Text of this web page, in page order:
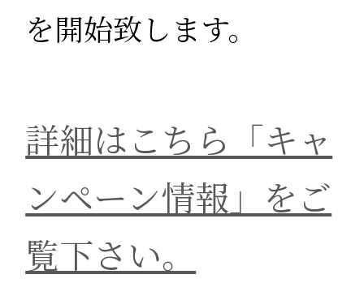
を開始致します。
詳細はこちら「キャ
ンペーン情報」をご
覧下さい。